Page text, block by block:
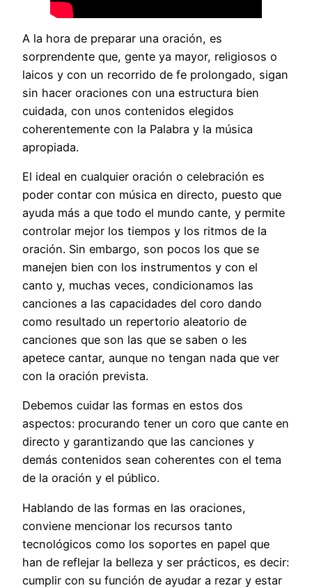
A la hora de preparar una oración, es
sorprendente que, gente ya mayor, religiosos o
laicos y con un recorrido de fe prolongado, sigan
sin hacer oraciones con una estructura bien
cuidada, con unos contenidos elegidos
coherentemente con la Palabra y la música
apropiada.
El ideal en cualquier oración o celebración es
poder contar con música en directo, puesto que
ayuda más a que todo el mundo cante, y permite
controlar mejor los tiempos y los ritmos de la
oración. Sin embargo, son pocos los que se
manejen bien con los instrumentos y con el
canto y, muchas veces, condicionamos las
canciones a las capacidades del coro dando
como resultado un repertorio aleatorio de
canciones que son las que se saben o les
apetece cantar, aunque no tengan nada que ver
con la oración prevista.
Debemos cuidar las formas en estos dos
aspectos: procurando tener un coro que cante en
directo y garantizando que las canciones y
demás contenidos sean coherentes con el tema
de la oración y el público.
Hablando de las formas en las oraciones,
conviene mencionar los recursos tanto
tecnológicos como los soportes en papel que
han de reflejar la belleza y ser prácticos, es decir:
cumplir con su función de ayudar a rezar y estar